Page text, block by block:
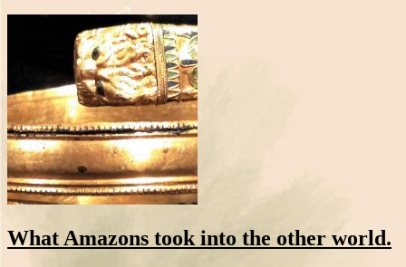
What Amazons took into the other world.